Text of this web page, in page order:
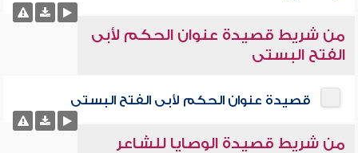
من شريط قصيدة عنوان الحكم لأبى
الفتح البستى
قصيدة عنوان الحكم لأبى الفتح البستى
من شريط قصيدة الوصايا للشاعر